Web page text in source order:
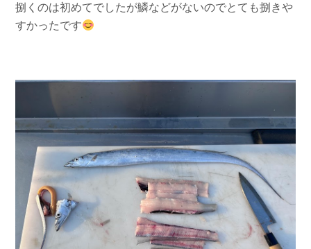
捌くのは初めてでしたが鱗などがないのでとても捌きや
すかったです